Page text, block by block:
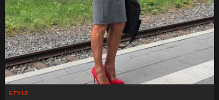
STYLE